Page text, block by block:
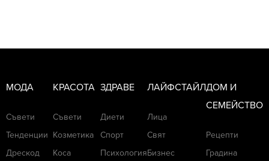
МОДА
Съвети
Тенденции
Дрескод
КРАСОТА
Съвети
Козметика
Коса
ЗДРАВЕ
Диети
Спорт
Психология
ЛАЙФСТАЙЛ
Лица
Свят
Бизнес
ДОМ И
СЕМЕЙСТВО
Рецепти
Градина